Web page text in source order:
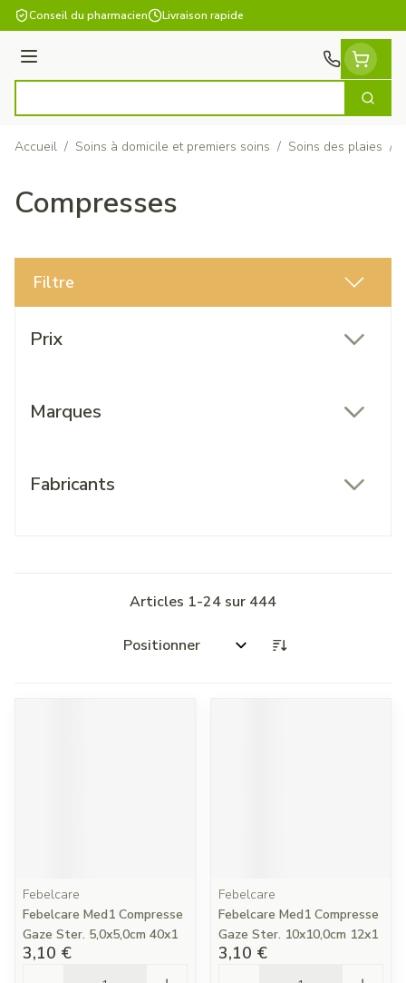
Aller au contenu
Conseil du pharmacien Livraison rapide
Menu
Accueil / Soins à domicile et premiers soins / Soins des plaies /
Compresses
Filtre
Prix
Marques
Fabricants
Articles 1-24 sur 444
Trier par:
Febelcare
Febelcare Med1 Compresse
Gaze Ster. 5,0x5,0cm 40x1
3,10 €
Febelcare
Febelcare Med1 Compresse
Gaze Ster. 10x10,0cm 12x1
3,10 €